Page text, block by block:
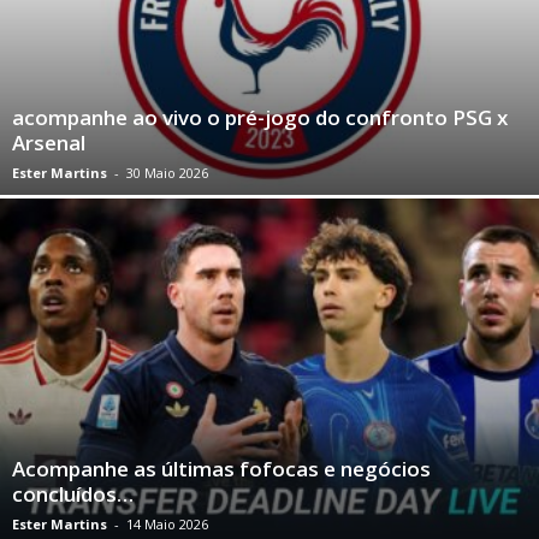
acompanhe ao vivo o pré-jogo do confronto PSG x
Arsenal
Ester Martins - 30 Maio 2026
Acompanhe as últimas fofocas e negócios
concluídos…
Ester Martins - 14 Maio 2026